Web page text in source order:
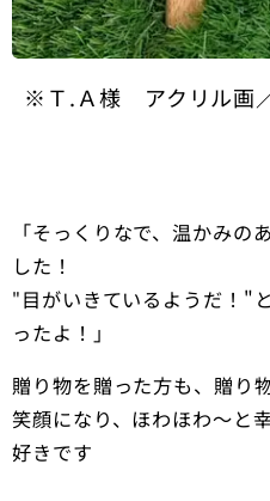
※Ｔ.Ａ様 アクリル画
「そっくりなで、温かみの
した！
"目がいきているようだ！"
ったよ！」
贈り物を贈った方も、贈り
笑顔になり、ほわほわ～と
好きです💖